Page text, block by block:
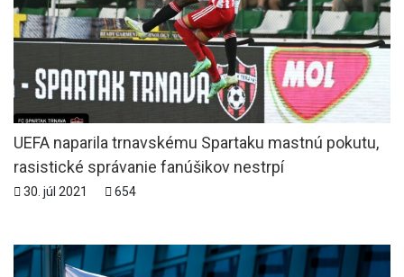
UEFA naparila trnavskému Spartaku mastnú pokutu,
rasistické správanie fanúšikov nestrpí
30. júl 2021 654